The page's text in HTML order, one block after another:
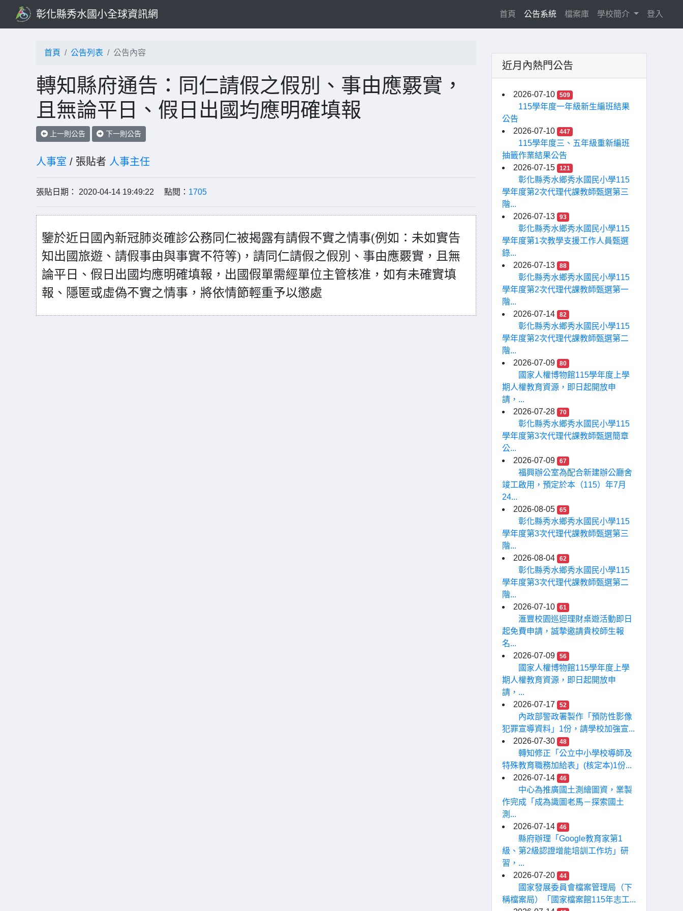
彰化縣秀水國小全球資訊網 首頁 (current)
公告系統 檔案庫 學校簡介 登入
首頁 公告列表 公告內容
轉知縣府通告：同仁請假之假別、事由應覈實，
且無論平日、假日出國均應明確填報
上一則公告 下一則公告
人事室 / 張貼者 人事主任
張貼日期： 2020-04-14 19:49:22 點閱： 1705
鑒於近日國內新冠肺炎確診公務同仁被揭露有請假不實之情事(例如：未如實告
知出國旅遊、請假事由與事實不符等)，請同仁請假之假別、事由應覈實，且無
論平日、假日出國均應明確填報，出國假單需經單位主管核准，如有未確實填
報、隱匿或虛偽不實之情事，將依情節輕重予以懲處
近月內熱門公告
2026-07-10 509
115學年度一年級新生編班結果
公告
2026-07-10
447
115學年度三、五年級重新編班
抽籤作業結果公告
2026-07-15
121
彰化縣秀水鄉秀水國民小學115
學年度第2次代理代課教師甄選第三
階...
2026-07-13
93
彰化縣秀水鄉秀水國民小學115
學年度第1次教學支援工作人員甄選
錄...
2026-07-13
88
彰化縣秀水鄉秀水國民小學115
學年度第2次代理代課教師甄選第一
階...
2026-07-14
82
彰化縣秀水鄉秀水國民小學115
學年度第2次代理代課教師甄選第二
階...
2026-07-09
80
國家人權博物館115學年度上學
期人權教育資源，即日起開放申
請，...
2026-07-28
70
彰化縣秀水鄉秀水國民小學115
學年度第3次代理代課教師甄選簡章
公...
2026-07-09
67
福興辦公室為配合新建辦公廳舍
竣工啟用，預定於本（115）年7月
24...
2026-08-05
65
彰化縣秀水鄉秀水國民小學115
學年度第3次代理代課教師甄選第三
階...
2026-08-04
62
彰化縣秀水鄉秀水國民小學115
學年度第3次代理代課教師甄選第二
階...
2026-07-10
61
滙豐校園巡迴理財桌遊活動即日
起免費申請，誠摯邀請貴校師生報
名...
2026-07-09
56
國家人權博物館115學年度上學
期人權教育資源，即日起開放申
請，...
2026-07-17
52
內政部警政署製作「預防性影像
犯罪宣導資料」1份，請學校加強宣...
2026-07-30
48
轉知修正「公立中小學校導師及
特殊教育職務加給表」(核定本)1份...
2026-07-14
46
中心為推廣國土測繪圖資，業製
作完成「成為識圖老馬－探索國土
測...
2026-07-14
46
縣府辦理「Google教育家第1
級、第2級認證增能培訓工作坊」研
習，...
2026-07-20
44
國家發展委員會檔案管理局（下
稱檔案局）「國家檔案館115年志工...